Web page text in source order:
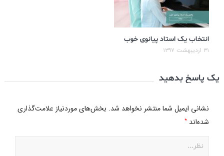
انتخاب یک استاد پیانوی خوب
۳۱ اردیبهشت ۱۳۹۷
یک پاسخ بدهید
نشانی ایمیل شما منتشر نخواهد شد. بخش‌های موردنیاز علامت‌گذاری
شده‌اند *